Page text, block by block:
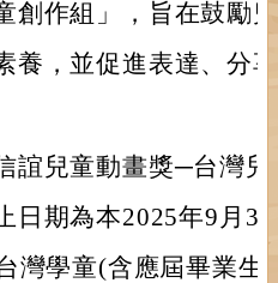
創作組」，旨在鼓勵
養，並促進表達、分
誼兒童動畫獎─台灣
日期為本2025年9月
灣學童(含應屆畢業生